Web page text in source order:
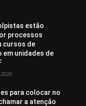
estão
processos
cursos de
em unidades de
para colocar no
a atenção